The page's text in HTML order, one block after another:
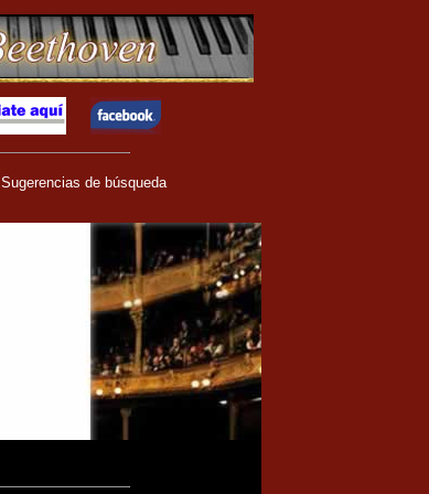
Sugerencias de búsqueda